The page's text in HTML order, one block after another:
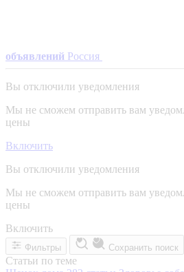
объявлений Россия
Вы отключили уведомления
Мы не сможем отправить вам
цены
Включить
Вы отключили уведомления
Мы не сможем отправить вам
цены
Включить
Фильтры Сохранить поиск
Статьи по теме